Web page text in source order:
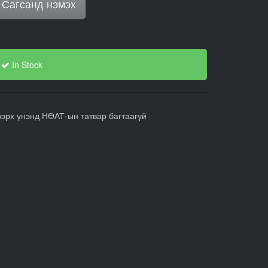
Сагсанд нэмэх
In Stock
үнэнд НӨАТ-ын татвар багтаагүй